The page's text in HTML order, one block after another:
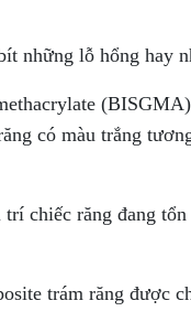
những lỗ hổng hay
có màu trắng
chiếc răng đang
trám răng được